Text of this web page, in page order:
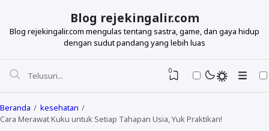
Blog rejekingalir.com
Blog rejekingalir.com mengulas tentang sastra, game, dan gaya hidup
dengan sudut pandang yang lebih luas
0
Beranda
kesehatan
Cara Merawat Kuku untuk Setiap Tahapan Usia, Yuk Praktikan!